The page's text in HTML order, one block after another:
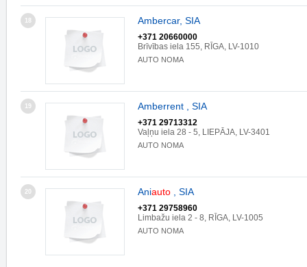
18 Ambercar, SIA
+371 20660000
Brīvības iela 155, RĪGA, LV-1010
AUTO NOMA
19 Amberrent , SIA
+371 29713312
Vaļņu iela 28 - 5, LIEPĀJA, LV-3401
AUTO NOMA
20 Aniauto , SIA
+371 29758960
Limbažu iela 2 - 8, RĪGA, LV-1005
AUTO NOMA